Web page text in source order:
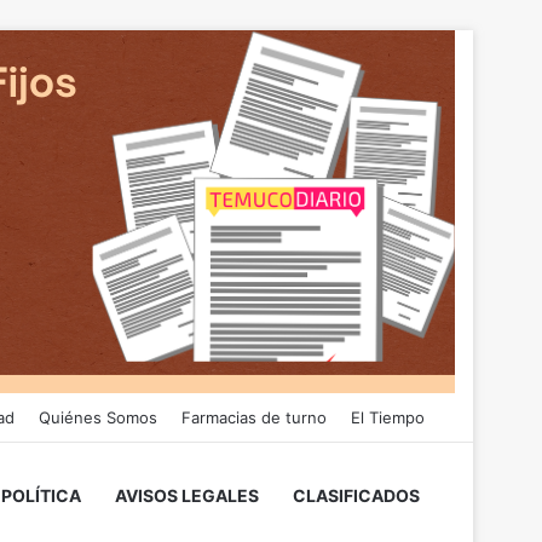
Quiénes Somos Farmacias de turno El Tiempo
POLÍTICA AVISOS LEGALES CLASIFICADOS